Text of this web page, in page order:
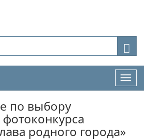
по выбору
родного города»